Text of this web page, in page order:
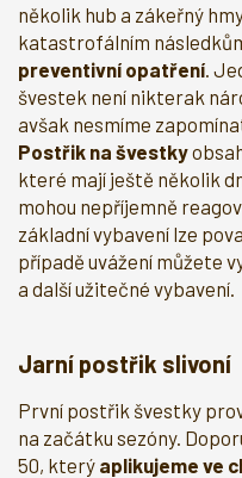
několik hub a zákeřný
katastrofálním
preventivní opatření.
švestek není nikterak
avšak nesmíme
Postřik na švestky
které mají ještě několik
mohou nepříjemně
základní vybavení lze
případě uvážení můžete
a další užitečné vybavení.
Jarní postřik slivoní
První postřik švestky
na začátku sezóny.
50, který aplikujeme ve